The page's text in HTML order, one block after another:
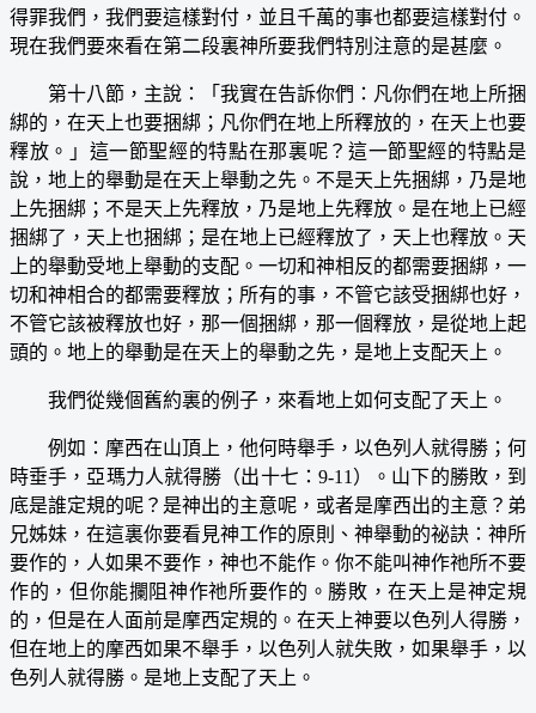
得罪我們，我們要這樣對付，並且千萬的事也都要這樣對付。
現在我們要來看在第二段裏神所要我們特別注意的是甚麼。
第十八節，主說：「我實在告訴你們：凡你們在地上所捆
綁的，在天上也要捆綁；凡你們在地上所釋放的，在天上也要
釋放。」這一節聖經的特點在那裏呢？這一節聖經的特點是
說，地上的舉動是在天上舉動之先。不是天上先捆綁，乃是地
上先捆綁；不是天上先釋放，乃是地上先釋放。是在地上已經
捆綁了，天上也捆綁；是在地上已經釋放了，天上也釋放。天
上的舉動受地上舉動的支配。一切和神相反的都需要捆綁，一
切和神相合的都需要釋放；所有的事，不管它該受捆綁也好，
不管它該被釋放也好，那一個捆綁，那一個釋放，是從地上起
頭的。地上的舉動是在天上的舉動之先，是地上支配天上。
我們從幾個舊約裏的例子，來看地上如何支配了天上。
例如：摩西在山頂上，他何時舉手，以色列人就得勝；何
時垂手，亞瑪力人就得勝（出十七：9-11）。山下的勝敗，到
底是誰定規的呢？是神出的主意呢，或者是摩西出的主意？弟
兄姊妹，在這裏你要看見神工作的原則、神舉動的祕訣：神所
要作的，人如果不要作，神也不能作。你不能叫神作祂所不要
作的，但你能攔阻神作祂所要作的。勝敗，在天上是神定規
的，但是在人面前是摩西定規的。在天上神要以色列人得勝，
但在地上的摩西如果不舉手，以色列人就失敗，如果舉手，以
色列人就得勝。是地上支配了天上。